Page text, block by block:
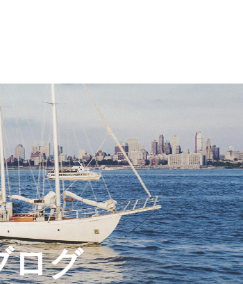
ログ